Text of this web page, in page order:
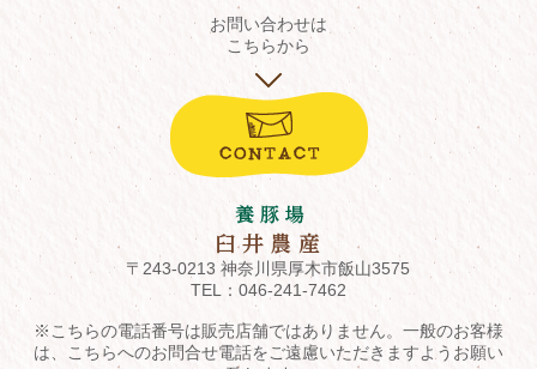
お問い合わせは
こちらから
〒243-0213 神奈川県厚木市飯山3575
TEL： 046-241-7462
※こちらの電話番号は販売店舗ではありません。一般のお客様
は、こちらへのお問合せ電話をご遠慮いただきますようお願い